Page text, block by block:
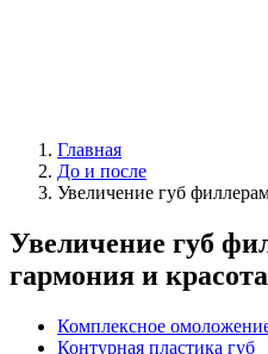
Главная
До и после
Увеличение губ
Увеличение губ
гармония и красота
Комплексное
Контурная пластика губ